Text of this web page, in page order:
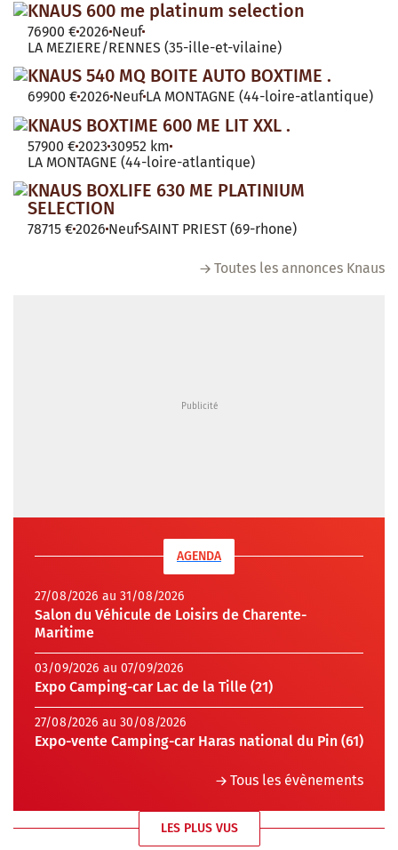
KNAUS 600 me platinum selection
76900 €2026 Neuf
LA MEZIERE/RENNES (35-ille-et-vilaine)
KNAUS 540 MQ BOITE AUTO BOXTIME .
69900 €2026 Neuf LA MONTAGNE (44-loire-atlantique)
KNAUS BOXTIME 600 ME LIT XXL .
57900 €2023 30952 km
LA MONTAGNE (44-loire-atlantique)
KNAUS BOXLIFE 630 ME PLATINIUM
SELECTION
78715 €2026 NeufSAINT PRIEST (69-rhone)
Toutes les annonces Knaus
AGENDA
27/08/2026 au 31/08/2026
Salon du Véhicule de Loisirs de Charente-
Maritime
03/09/2026 au 07/09/2026
Expo Camping-car Lac de la Tille (21)
27/08/2026 au 30/08/2026
Expo-vente Camping-car Haras national du Pin (61)
Tous les évènements
LES PLUS VUS